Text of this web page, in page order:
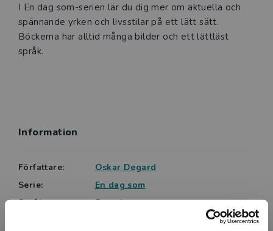
I En dag som-serien lär du dig mer om aktuella och
spännande yrken och livsstilar på ett lätt sätt.
Böckerna har alltid många bilder och ett lättläst
språk.
Information
Författare:
Oskar Degard
Serie:
En dag som
Språk:
Svenska